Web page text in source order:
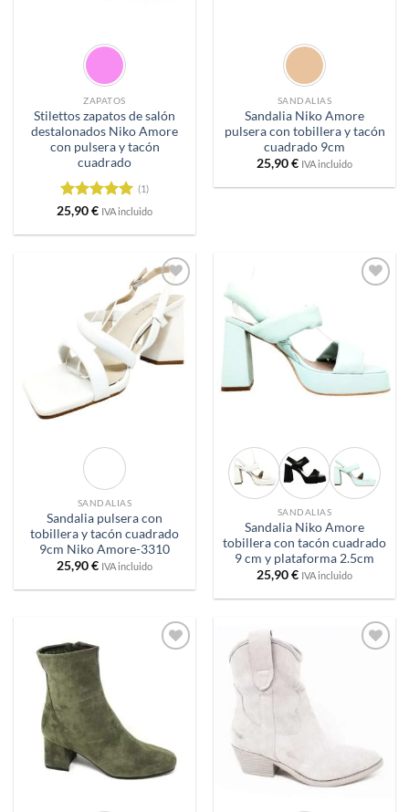
ZAPATOS
Stilettos zapatos de salón
destalonados Niko Amore
con pulsera y tacón
cuadrado
Valorado
(1)
25,90€ IVA incluido
SANDALIAS
Sandalia Niko Amore
pulsera con tobillera y tacón
cuadrado 9cm
25,90€ IVA incluido
Añadir
a
deseos
SANDALIAS
Sandalia pulsera con
tobillera y tacón cuadrado
9cm Niko Amore-3310
25,90€ IVA incluido
SANDALIAS
Sandalia Niko Amore
tobillera con tacón cuadrado
9 cm y plataforma 2.5cm
25,90€ IVA incluido